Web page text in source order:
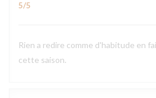
5/5
Rien a redire comme d'habitude en
cette saison.